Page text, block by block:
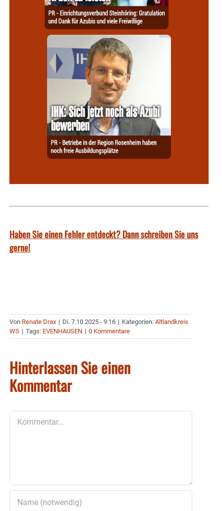
Haben Sie einen Fehler entdeckt? Dann schreiben Sie uns
gerne!
Von Renate Drax | Di. 7.10.2025 - 9:16 | Kategorien: Altlandkreis
WS | Tags: EVENHAUSEN | 0 Kommentare
Hinterlassen Sie einen
Kommentar